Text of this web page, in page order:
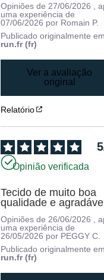
Opiniões de 27/06/2026
,
uma experiência de
07/06/2026 por Romain P.
Publicado originalmente
run.fr (fr)
Ver a avaliação
original
Relatório
5
Opinião verificada
Tecido de muito boa
qualidade e
Opiniões de 26/06/2026
,
uma experiência de
26/05/2026 por PEGGY C.
Publicado originalmente
run.fr (fr)